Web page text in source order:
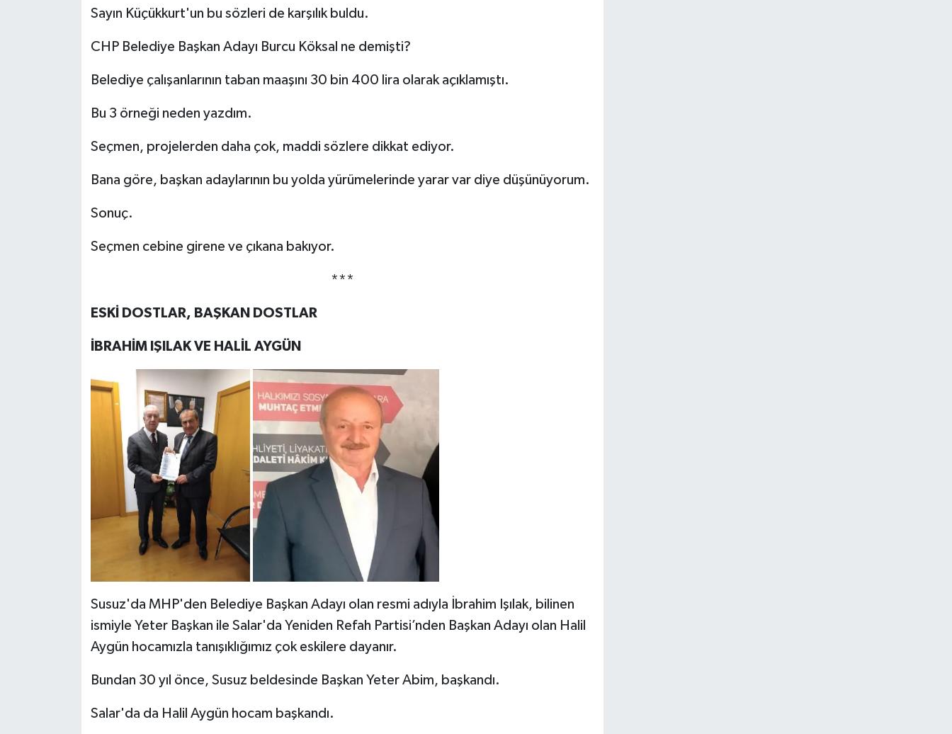
Sayın Küçükkurt'un bu sözleri de karşılık buldu.
CHP Belediye Başkan Adayı Burcu Köksal ne demişti?
Belediye çalışanlarının taban maaşını 30 bin 400 lira olarak açıklamıştı.
Bu 3 örneği neden yazdım.
Seçmen, projelerden daha çok, maddi sözlere dikkat ediyor.
Bana göre, başkan adaylarının bu yolda yürümelerinde yarar var diye düşünüyorum.
Sonuç.
Seçmen cebine girene ve çıkana bakıyor.
***
ESKİ DOSTLAR, BAŞKAN DOSTLAR
İBRAHİM IŞILAK VE HALİL AYGÜN
Susuz'da MHP'den Belediye Başkan Adayı olan resmi adıyla İbrahim Işılak, bilinen
ismiyle Yeter Başkan ile Salar'da Yeniden Refah Partisi’nden Başkan Adayı olan Halil
Aygün hocamızla tanışıklığımız çok eskilere dayanır.
Bundan 30 yıl önce, Susuz beldesinde Başkan Yeter Abim, başkandı.
Salar'da da Halil Aygün hocam başkandı.